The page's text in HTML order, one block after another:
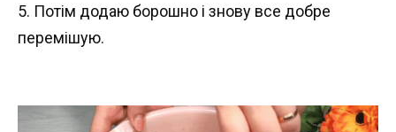
5. Потім додаю борошно і знову все добре
перемішую.